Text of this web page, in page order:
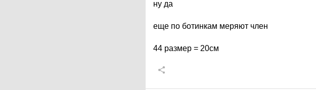
ну да
еще по ботинкам меряют член
44 размер = 20см